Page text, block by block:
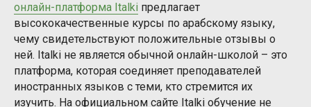
онлайн-платформа Italki предлагает
высококачественные курсы по арабскому языку,
чему свидетельствуют положительные отзывы о
ней. Italki не является обычной онлайн-школой – это
платформа, которая соединяет преподавателей
иностранных языков с теми, кто стремится их
изучить. На официальном сайте Italki обучение не